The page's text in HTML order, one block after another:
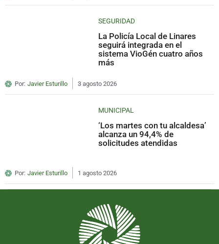
SEGURIDAD
La Policía Local de Linares
seguirá integrada en el
sistema VioGén cuatro años
más
Por: Javier Esturillo 3 agosto 2026
MUNICIPAL
‘Los martes con tu alcaldesa’
alcanza un 94,4% de
solicitudes atendidas
Por: Javier Esturillo 1 agosto 2026